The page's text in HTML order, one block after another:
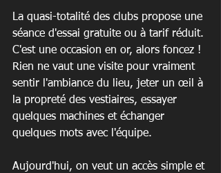
La quasi-totalité des clubs propose une
séance d'essai gratuite ou à tarif réduit.
C'est une occasion en or, alors foncez !
Rien ne vaut une visite pour vraiment
sentir l'ambiance du lieu, jeter un œil à
la propreté des vestiaires, essayer
quelques machines et échanger
quelques mots avec l'équipe.
Aujourd'hui, on veut un accès simple et